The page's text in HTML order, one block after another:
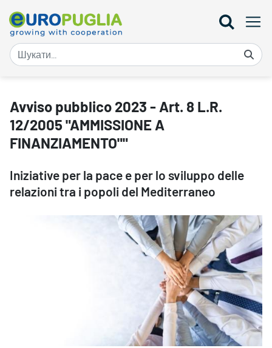
Avviso pubblico 2023 - Art. 8 L.R.
12/2005 "AMMISSIONE A
FINANZIAMENTO""
Iniziative per la pace e per lo sviluppo delle
relazioni tra i popoli del Mediterraneo